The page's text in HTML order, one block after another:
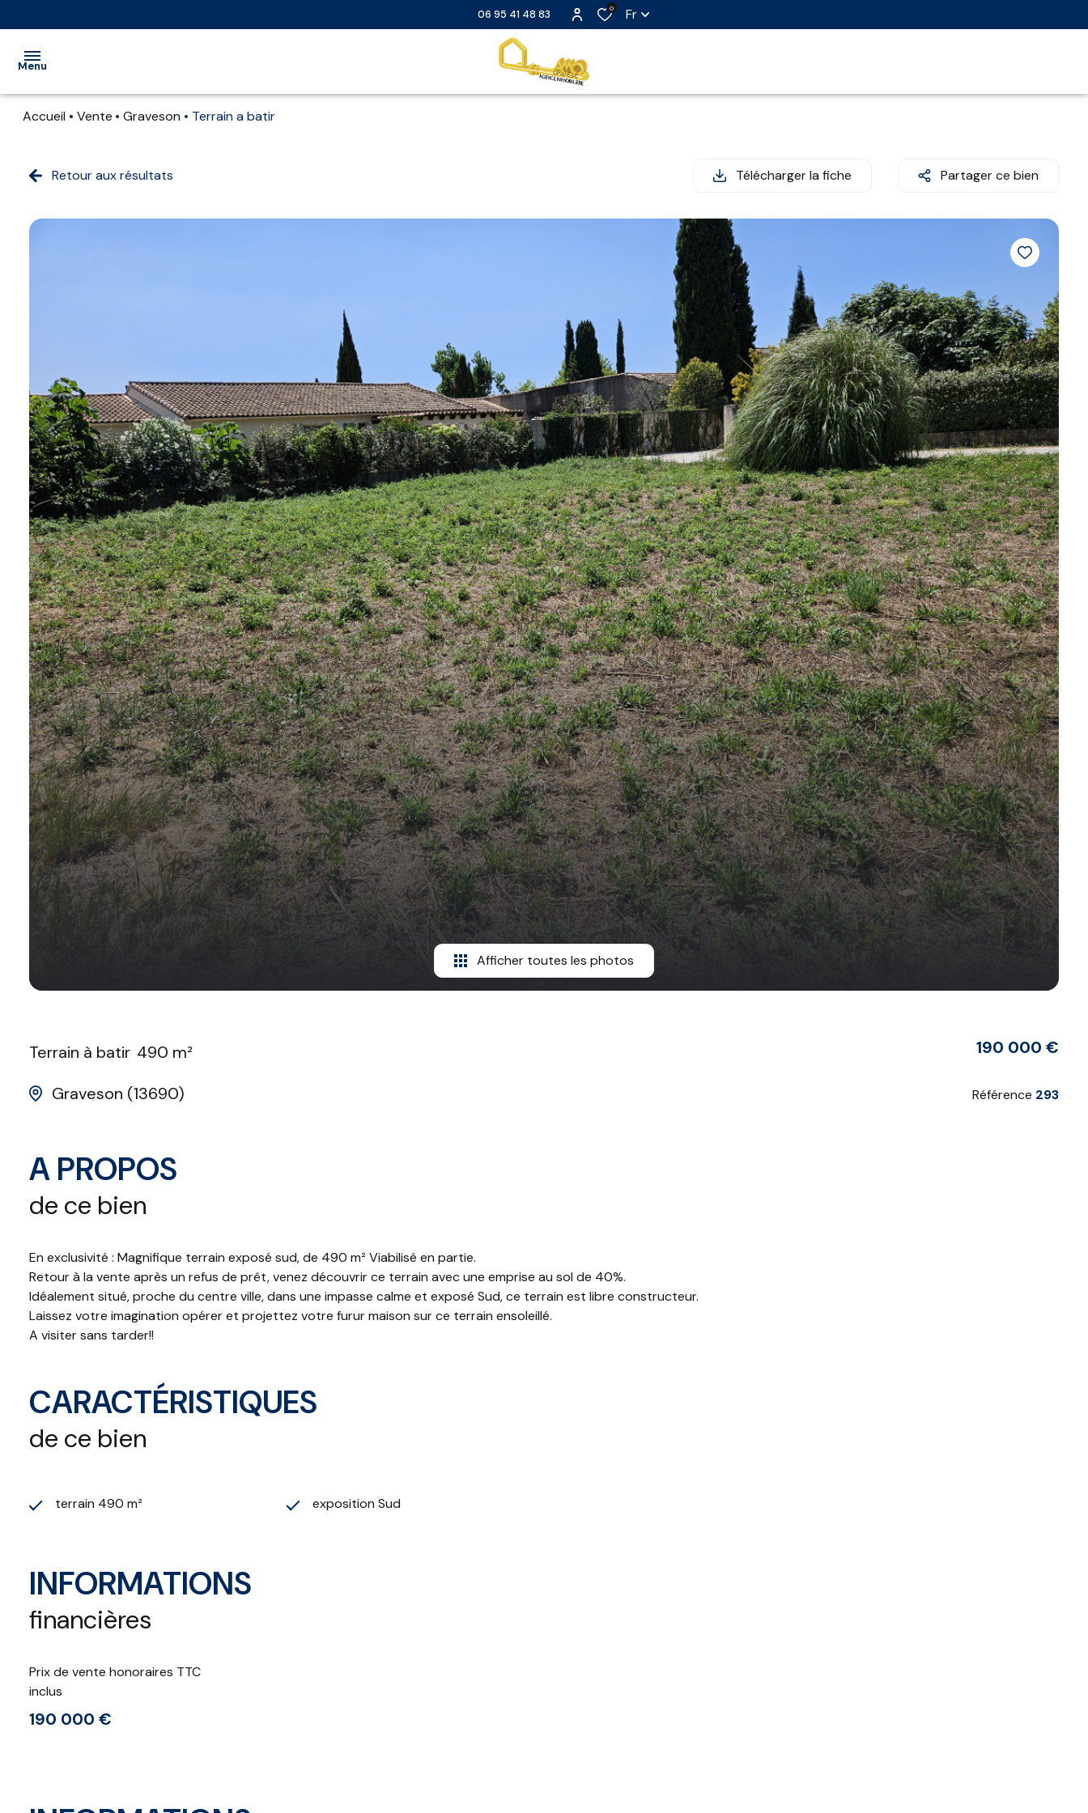
06 95 41 48 83 0 Fr
Menu
VENTE
CONTACT
Accueil Vente Graveson Terrain a batir
Retour aux résultats Télécharger la fiche Partager ce bien
Afficher toutes les photos
Terrain à batir 490 m²
Graveson (13690)
190 000 €
Référence 293
A PROPOS
de ce bien
En exclusivité : Magnifique terrain exposé sud, de 490 m² Viabilisé en partie.
Retour à la vente après un refus de prêt, venez découvrir ce terrain avec une emprise au sol de 40%.
Idéalement situé, proche du centre ville, dans une impasse calme et exposé Sud, ce terrain est libre constructeur.
Laissez votre imagination opérer et projettez votre furur maison sur ce terrain ensoleillé.
A visiter sans tarder!!
CARACTÉRISTIQUES
de ce bien
terrain 490 m² exposition Sud
INFORMATIONS
financières
Prix de vente honoraires TTC
inclus
190 000 €